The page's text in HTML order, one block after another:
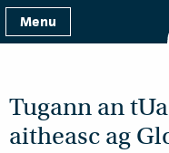
Menu
Tugann an
aitheasc ag